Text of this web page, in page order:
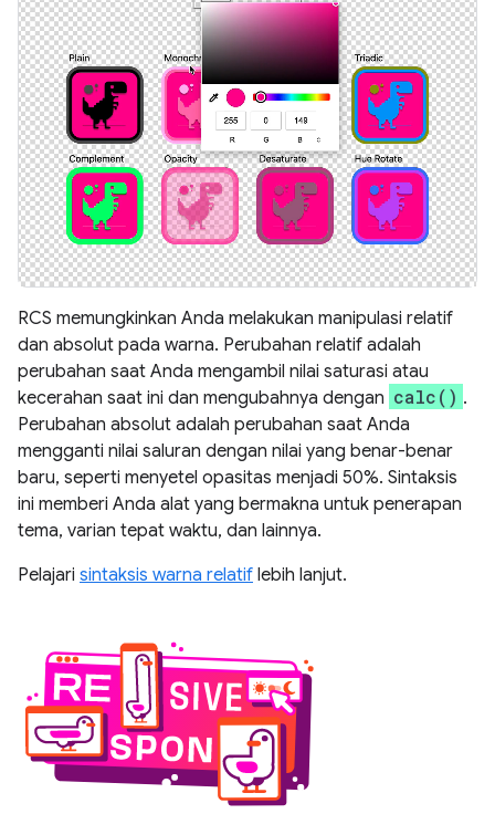
RCS memungkinkan Anda melakukan manipulasi relatif
dan absolut pada warna. Perubahan relatif adalah
perubahan saat Anda mengambil nilai saturasi atau
kecerahan saat ini dan mengubahnya dengan calc() .
Perubahan absolut adalah perubahan saat Anda
mengganti nilai saluran dengan nilai yang benar-benar
baru, seperti menyetel opasitas menjadi 50%. Sintaksis
ini memberi Anda alat yang bermakna untuk penerapan
tema, varian tepat waktu, dan lainnya.
Pelajari sintaksis warna relatif lebih lanjut.